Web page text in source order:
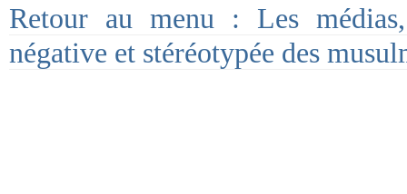
Retour au menu : Les
négative et stéréotypée des